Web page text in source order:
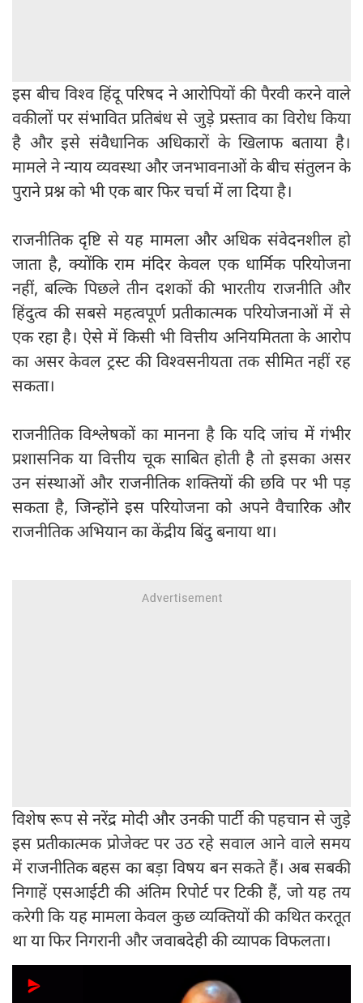
इस बीच विश्व हिंदू परिषद ने आरोपियों की पैरवी करने वाले
वकीलों पर संभावित प्रतिबंध से जुड़े प्रस्ताव का विरोध किया
है और इसे संवैधानिक अधिकारों के खिलाफ बताया है।
मामले ने न्याय व्यवस्था और जनभावनाओं के बीच संतुलन के
पुराने प्रश्न को भी एक बार फिर चर्चा में ला दिया है।
राजनीतिक दृष्टि से यह मामला और अधिक संवेदनशील हो
जाता है, क्योंकि राम मंदिर केवल एक धार्मिक परियोजना
नहीं, बल्कि पिछले तीन दशकों की भारतीय राजनीति और
हिंदुत्व की सबसे महत्वपूर्ण प्रतीकात्मक परियोजनाओं में से
एक रहा है। ऐसे में किसी भी वित्तीय अनियमितता के आरोप
का असर केवल ट्रस्ट की विश्वसनीयता तक सीमित नहीं रह
सकता।
राजनीतिक विश्लेषकों का मानना है कि यदि जांच में गंभीर
प्रशासनिक या वित्तीय चूक साबित होती है तो इसका असर
उन संस्थाओं और राजनीतिक शक्तियों की छवि पर भी पड़
सकता है, जिन्होंने इस परियोजना को अपने वैचारिक और
राजनीतिक अभियान का केंद्रीय बिंदु बनाया था।
विशेष रूप से नरेंद्र मोदी और उनकी पार्टी की पहचान से जुड़े
इस प्रतीकात्मक प्रोजेक्ट पर उठ रहे सवाल आने वाले समय
में राजनीतिक बहस का बड़ा विषय बन सकते हैं। अब सबकी
निगाहें एसआईटी की अंतिम रिपोर्ट पर टिकी हैं, जो यह तय
करेगी कि यह मामला केवल कुछ व्यक्तियों की कथित करतूत
था या फिर निगरानी और जवाबदेही की व्यापक विफलता।